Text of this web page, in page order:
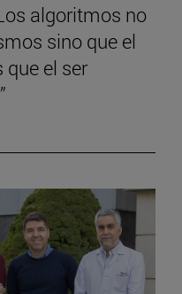
algoritmos no
sino que el
que el ser